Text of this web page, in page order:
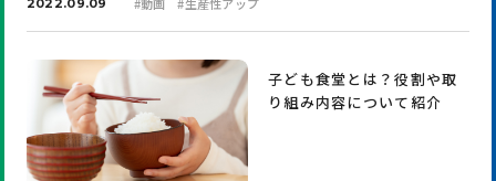
2022.09.09
子ども食堂とは？役割や取
り組み内容について紹介